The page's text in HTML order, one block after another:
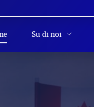
Su di noi